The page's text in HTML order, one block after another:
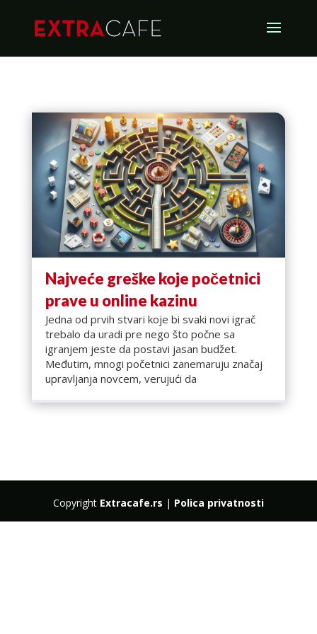
Najveće greške koje početnici
prave u online kazinu
Jedna od prvih stvari koje bi svaki novi igrač
trebalo da uradi pre nego što počne sa
igranjem jeste da postavi jasan budžet.
Međutim, mnogi početnici zanemaruju značaj
upravljanja novcem, verujući da
Copyright Extracafe.rs | Polica privatnosti